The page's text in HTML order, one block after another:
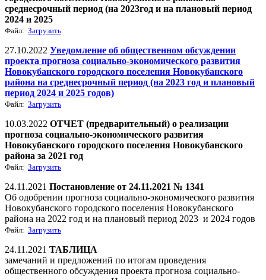
среднесрочный период (на 2023год и на плановый период
2024 и 2025
Файл: Загрузить
27.10.2022 Уведомление об общественном обсуждении
проекта прогноза социально-экономического развития
Новокубанского городского поселения Новокубанского
района на среднесрочный период (на 2023 год и плановый
период 2024 и 2025 годов)
Файл: Загрузить
10.03.2022 ОТЧЕТ (предварительный) о реализации
прогноза социально-экономического развития
Новокубанского городского поселения Новокубанского
района за 2021 год
Файл: Загрузить
24.11.2021 Постановление от 24.11.2021 № 1341
Об одобрении прогноза социально-экономического развития
Новокубанского городского поселения Новокубанского
района на 2022 год и на плановый период 2023 и 2024 годов
Файл: Загрузить
24.11.2021 ТАБЛИЦА
замечаний и предложений по итогам проведения
общественного обсуждения проекта прогноза социально-